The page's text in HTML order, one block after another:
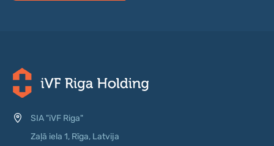
SIA "iVF Riga"
Zaļā iela 1, Rīga, Latvija